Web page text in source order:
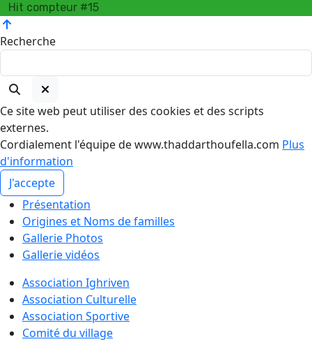
Hit compteur #15
Recherche
Ce site web peut utiliser des cookies et des scripts
externes.
Cordialement l'équipe de www.thaddarthoufella.com Plus
d'information
J'accepte
Présentation
Origines et Noms de familles
Gallerie Photos
Gallerie vidéos
Association Ighriven
Association Culturelle
Association Sportive
Comité du village